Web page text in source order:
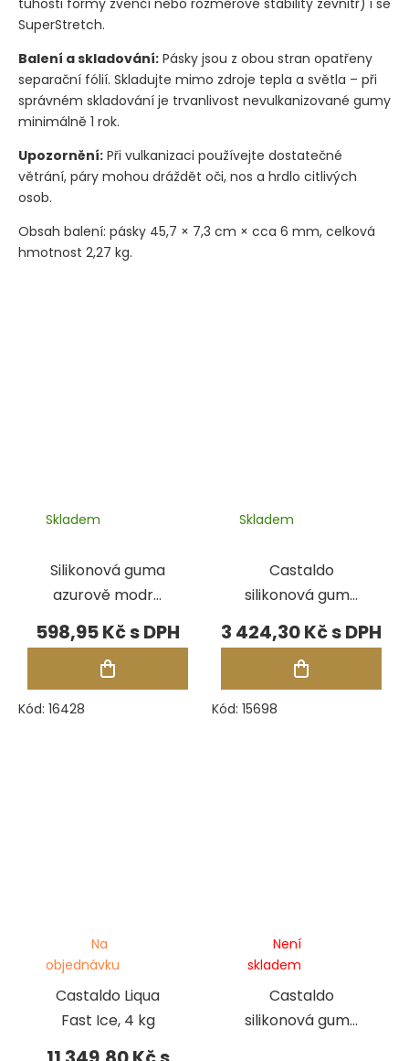
SuperStretch.
Balení a skladování: Pásky jsou z obou stran opatřeny
separační fólií. Skladujte mimo zdroje tepla a světla – při
správném skladování je trvanlivost nevulkanizované gumy
minimálně 1 rok.
Upozornění: Při vulkanizaci používejte dostatečné
větrání, páry mohou dráždět oči, nos a hrdlo citlivých
osob.
Obsah balení: pásky 45,7 × 7,3 cm × cca 6 mm, celková
hmotnost 2,27 kg.
Silikonová guma
azurově modrá
A38,85-90°C
Skladem
598,95 Kč
Kód: 16428
Castaldo
silikonová guma
Rapido, pásky
2,27 kg
Skladem
3 424,30 Kč
Kód: 15698
Castaldo Liqua
Fast Ice, 4 kg
Na
objednávku
Castaldo
silikonová guma
Není
skladem